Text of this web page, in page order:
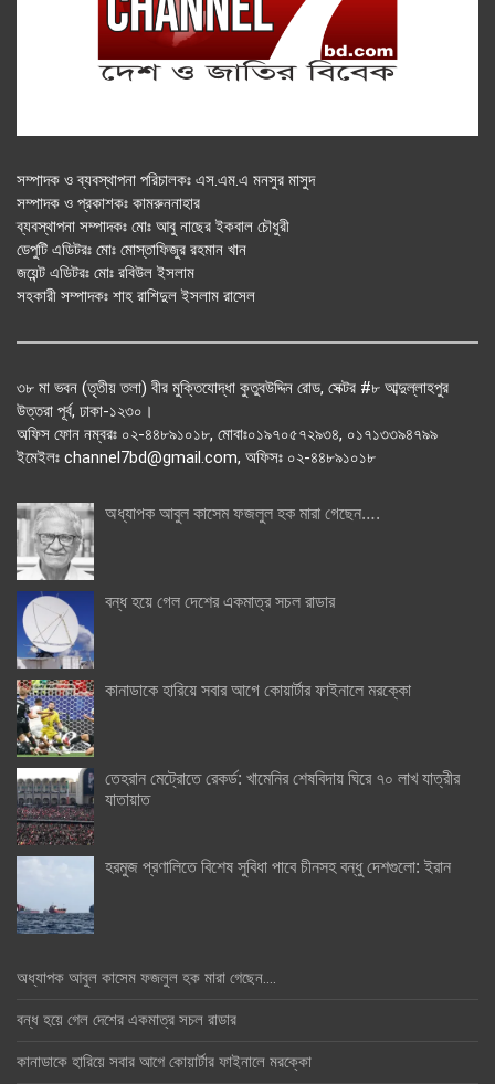
সম্পাদক ও ব্যবস্থাপনা পরিচালকঃ এস.এম.এ মনসুর মাসুদ
সম্পাদক ও প্রকাশকঃ কামরুননাহার
ব্যবস্থাপনা সম্পাদকঃ মোঃ আবু নাছের ইকবাল চৌধুরী
ডেপুটি এডিটরঃ মোঃ মোস্তাফিজুর রহমান খান
জয়েন্ট এডিটরঃ মোঃ রবিউল ইসলাম
সহকারী সম্পাদকঃ শাহ রাশিদুল ইসলাম রাসেল
৩৮ মা ভবন (তৃতীয় তলা) বীর মুক্তিযোদ্ধা কুতুবউদ্দিন রোড, সেক্টর #৮ আব্দুল্লাহপুর
উত্তরা পূর্ব, ঢাকা-১২৩০।
অফিস ফোন নম্বরঃ ০২-৪৪৮৯১০১৮, মোবাঃ০১৯৭০৫৭২৯৩৪, ০১৭১৩৩৯৪৭৯৯
ইমেইলঃ channel7bd@gmail.com, অফিসঃ ০২-৪৪৮৯১০১৮
অধ্যাপক আবুল কাসেম ফজলুল হক মারা গেছেন….
বন্ধ হয়ে গেল দেশের একমাত্র সচল রাডার
কানাডাকে হারিয়ে সবার আগে কোয়ার্টার ফাইনালে মরক্কো
তেহরান মেট্রোতে রেকর্ড: খামেনির শেষবিদায় ঘিরে ৭০ লাখ যাত্রীর
যাতায়াত
হরমুজ প্রণালিতে বিশেষ সুবিধা পাবে চীনসহ বন্ধু দেশগুলো: ইরান
অধ্যাপক আবুল কাসেম ফজলুল হক মারা গেছেন….
বন্ধ হয়ে গেল দেশের একমাত্র সচল রাডার
কানাডাকে হারিয়ে সবার আগে কোয়ার্টার ফাইনালে মরক্কো